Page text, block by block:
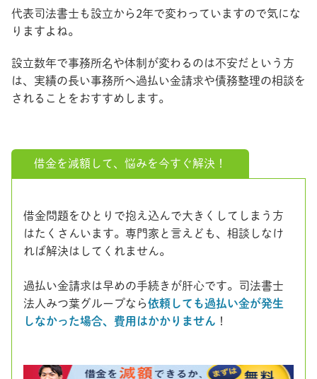
代表司法書士も設立から2年で変わっていますので気にな
りますよね。
設立数年で事務所名や体制が変わるのは不安だという方
は、実績の長い事務所へ過払い金請求や債務整理の相談を
されることをおすすめします。
借金を減額して、悩みを今すぐ解決！
借金問題をひとりで抱え込んで大きくしてしまう方
はたくさんいます。専門家と言えども、相談しなけ
れば解決はしてくれません。
過払い金請求は早めの手続きが肝心です。司法書士
法人みつ葉グループなら依頼しても過払い金が発生
しなかった場合、費用はかかりません ！